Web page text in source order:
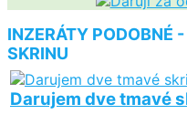
INZERÁTY PODOBNÉ
SKRINU
Darujem dve tmavé